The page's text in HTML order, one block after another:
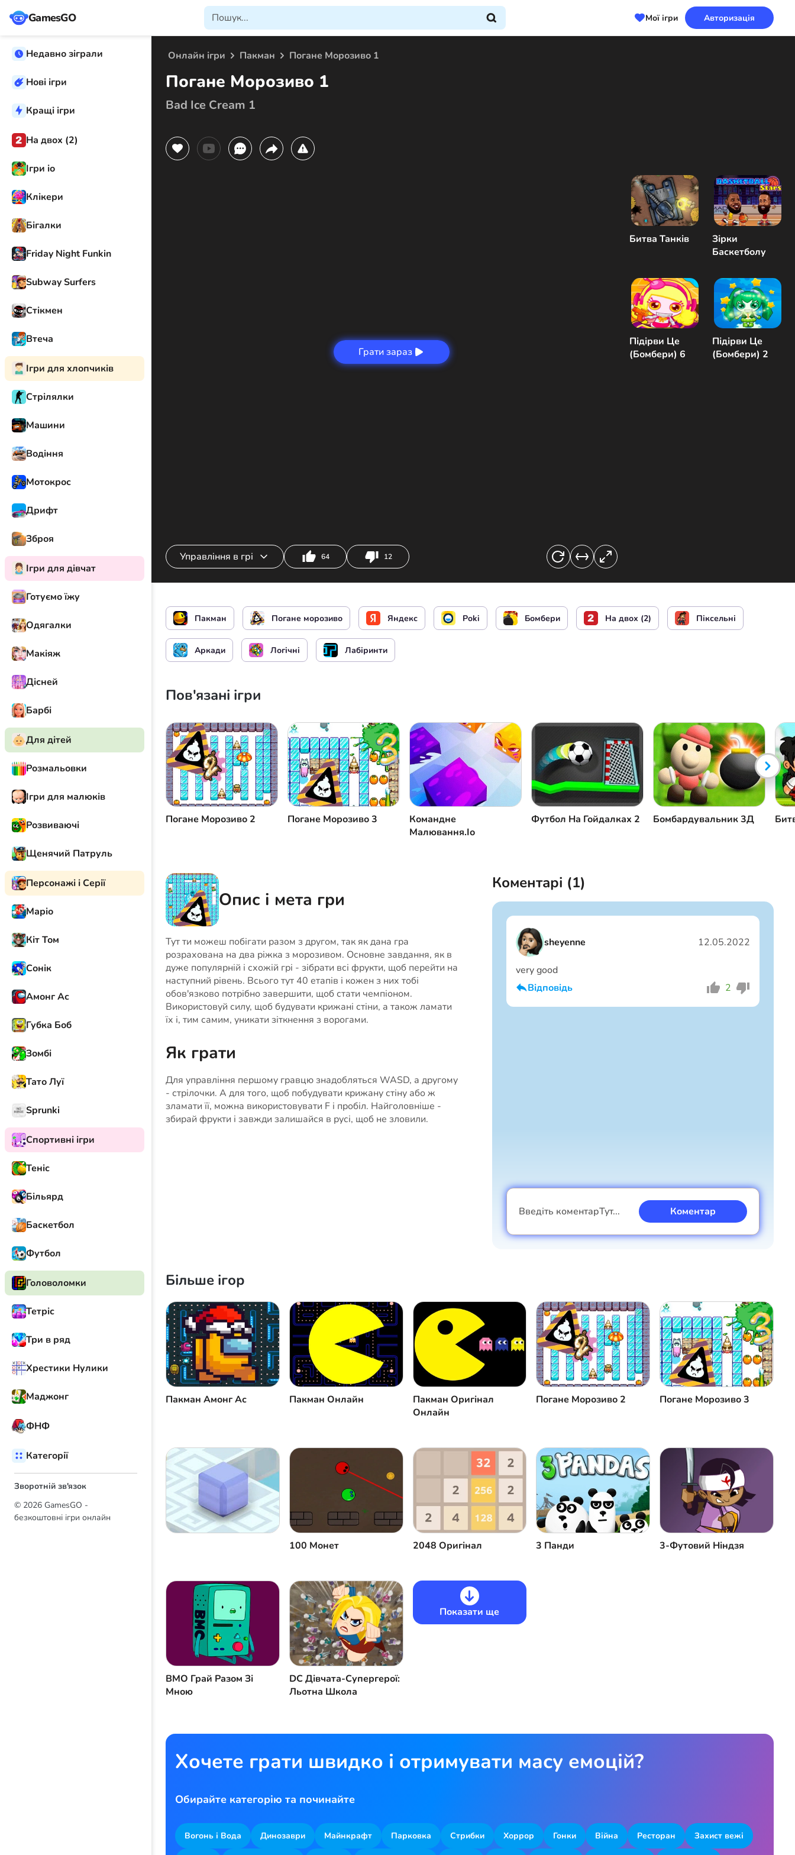
GamesGO Мої ігри Авторизація
Недавно зіграли
Нові ігри
Кращі ігри
На двох (2)
Ігри іо
Клікери
Бігалки
Friday Night Funkin
Subway Surfers
Стікмен
Втеча
Ігри для хлопчиків
Стрілялки
Машини
Водіння
Мотокрос
Дрифт
Зброя
Ігри для дівчат
Готуємо їжу
Одягалки
Макіяж
Дісней
Барбі
Для дітей
Розмальовки
Ігри для малюків
Розвиваючі
Щенячий Патруль
Персонажі і Серії
Маріо
Кіт Том
Сонік
Амонг Ас
Губка Боб
Зомбі
Тато Луї
Sprunki
Спортивні ігри
Теніс
Більярд
Баскетбол
Футбол
Головоломки
Тетріс
Три в ряд
Хрестики Нулики
Маджонг
ФНФ
Категорії
Зворотній зв'язок
© 2026 GamesGO -
безкоштовні ігри онлайн
Онлайн ігри Пакман Погане Морозиво 1
Погане Морозиво 1
Bad Ice Cream 1
Грати зараз
Битва Танків
Зірки
Баскетболу
Підірви Це
(Бомбери) 6
Підірви Це
(Бомбери) 2
Управління в грі 64 12
Гравець 1 Управління Поганим Морозивом Будувати чи ламати стіни
Гравець 2 Управління Поганим Морозивом
Пакман Погане морозиво Яндекс Poki Бомбери На двох (2) Піксельні
Аркади Логічні Лабіринти
Пов'язані ігри
Погане Морозиво 2 Погане Морозиво 3
Командне
Малювання.Іо
Футбол На Гойдалках 2 Бомбардувальник 3Д
Опис і мета гри
Тут ти можеш побігати разом з другом, так як дана гра
розрахована на два ріжка з морозивом. Основне завдання, як в
дуже популярній і схожій грі - зібрати всі фрукти, щоб перейти на
наступний рівень. Всього тут 40 етапів і кожен з них тобі
обов'язково потрібно завершити, щоб стати чемпіоном.
Використовуй силу, щоб будувати крижані стіни, а також ламати
їх і, тим самим, уникати зіткнення з ворогами.
Як грати
Для управління першому гравцю знадобляться WASD, а другому
- стрілочки. А для того, щоб побудувати крижану стіну або ж
зламати її, можна використовувати F і пробіл. Найголовніше -
збирай фрукти і завжди залишайся в русі, щоб не зловили.
Коментарі (1)
sheyenne 12.05.2022
very good
Відповідь
2
Я хлопець
Я дівчина
Введіть коментарТут... Коментар
Скасувати Коментар
Більше ігор
Пакман Амонг Ас Пакман Онлайн
Пакман Оригінал
Онлайн
Погане Морозиво 2 Погане Морозиво 3
100 Монет 2048 Оригінал 3 Панди 3-Футовий Ніндзя
BMO Грай Разом Зі
Мною
DC Дівчата-Супергерої:
Льотна Школа
Показати ще
Хочете грати швидко і отримувати масу емоцій?
Обирайте категорію та починайте
Вогонь і Вода Динозаври Майнкрафт Парковка Стрибки Хоррор Гонки Війна Ресторан Захист вежі